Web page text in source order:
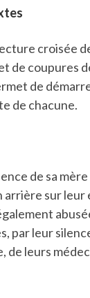
croisée
de coupures
de
de chacune.
de sa
sur leur
par leur
de leurs